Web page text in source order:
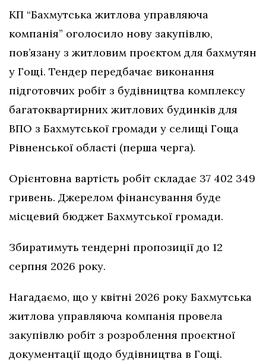
КП “Бахмутська житлова управляюча
компанія” оголосило нову закупівлю,
пов’язану з житловим проєктом для бахмутян
у Гощі. Тендер передбачає виконання
підготовчих робіт з будівництва комплексу
багатоквартирних житлових будинків для
ВПО з Бахмутської громади у селищі Гоща
Рівненської області (перша черга).
Орієнтовна вартість робіт складає 37 402 349
гривень. Джерелом фінансування буде
місцевий бюджет Бахмутської громади.
Збиратимуть тендерні пропозиції до 12
серпня 2026 року.
Нагадаємо, що у квітні 2026 року Бахмутська
житлова управляюча компанія провела
закупівлю робіт з розроблення проєктної
документації щодо будівництва в Гощі.